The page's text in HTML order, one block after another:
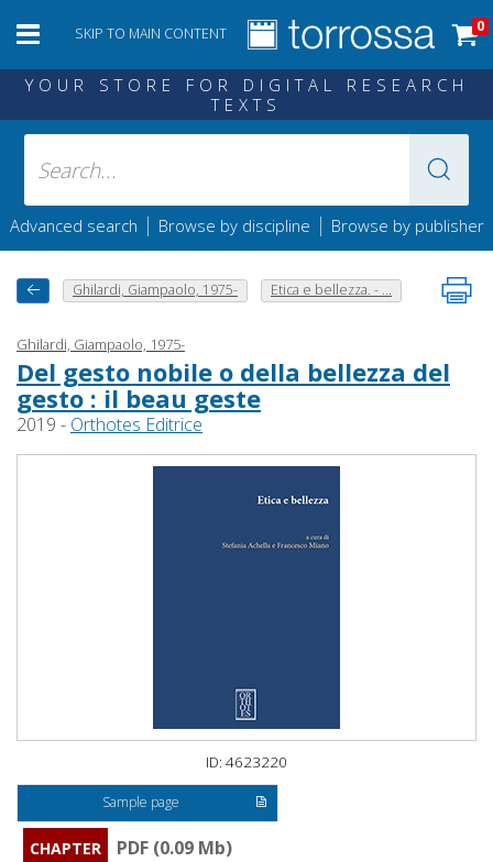
SKIP TO MAIN CONTENT 0
YOUR STORE FOR DIGITAL RESEARCH
TEXTS
Advanced search | Browse by discipline | Browse by publisher
Ghilardi, Giampaolo, 1975- Etica e bellezza. - ...
Ghilardi, Giampaolo, 1975-
Del gesto nobile o della bellezza del
gesto : il beau geste
2019 - Orthotes Editrice
ID: 4623220
Sample page
CHAPTER
PDF (0.09 Mb)